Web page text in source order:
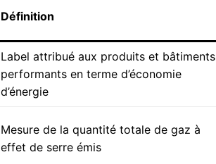
Définition
Label attribué aux produits et bâtiments
performants en terme d’économie
d’énergie
Mesure de la quantité totale de gaz à
effet de serre émis